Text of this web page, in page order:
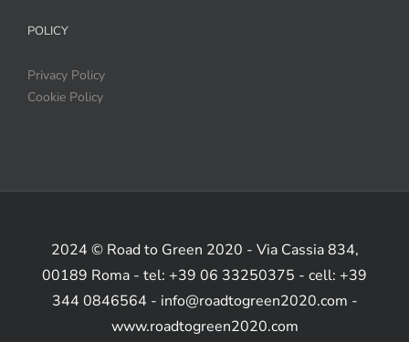
POLICY
Privacy Policy
Cookie Policy
2024 © Road to Green 2020 - Via Cassia 834,
00189 Roma - tel: +39 06 33250375 - cell: +39
344 0846564 - info@roadtogreen2020.com -
www.roadtogreen2020.com